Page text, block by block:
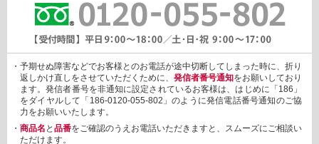
3. 個人情報の提供
あらかじめご本人様からご了解いただいている場合や法令で認め
られている場合を除き、個人情報を第三者に提供または開示いた
しません。
しかしながら、お客様がクレジットカード決済をご利用される場
合に限り、カード発行会社が行なう不正利用検知・防止「3Dセキ
ュア2.0」のために、お客様が利用するカード発行会社及び、決済
代行会社：GMOペイメントゲートウェイ（第三者）に、下記の情
報を開示し、本人認証を行います。
・金額など、決済に関する情報
・予期せぬ障害などでお客様とのお電話が途中切断してしまった時に、折り
返しかけ直しをさせていただくために、 発信者番号通知をお願いしており
ます。発信者番号を非通知に設定されているお客様は、はじめに「186」
をダイヤルして「186-0120-055-802」のように発信電話番号通知のご協
力をお願いいたします。
・ 商品名 と 品番をご確認のうえお電話いただきますと、スムーズにご相談い
ただけます。